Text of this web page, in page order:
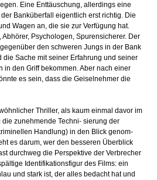
Eine Enttäuschung, allerdings eine
Banküberfall eigentlich erst richtig. Die
Wagen an, die sie zur Verfügung hat.
Psychologen, Spurensicherer. Der
den schweren Jungs in der Bank
die Sache mit seiner Erfahrung und seiner
in den Griff bekommen. Aber nach einer
es sein, dass die Geiselnehmer die
Thriller, als kaum einmal davor im
zunehmende Techni- sierung der
Handlung) in den Blick genom-
es darum, wer den besseren Überblick
durchweg die Perspektive der Verbrecher
Identifikationsfigur des Films: ein
und stark ist, der alles bedacht hat und